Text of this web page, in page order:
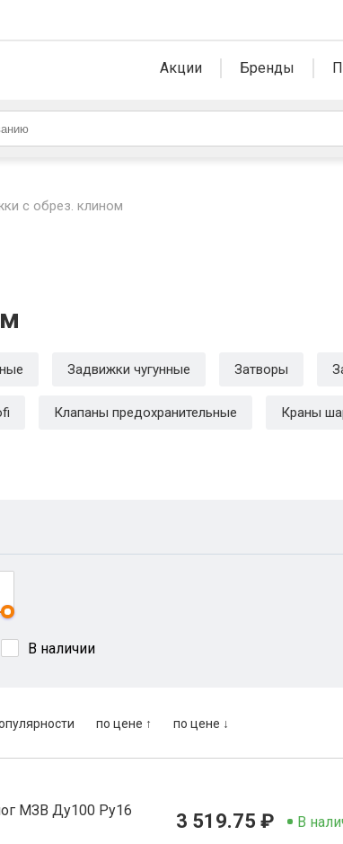
Акции Бренды
с обрез. клином
Задвижки чугунные Затворы
Клапаны предохранительные Краны
В наличии
по цене ↑ по цене ↓
МЗВ Ду100 Ру16
3 519.75 ₽ В